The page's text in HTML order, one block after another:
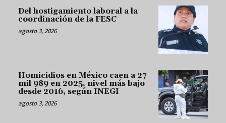
Del hostigamiento laboral a la
coordinación de la FESC
agosto 3, 2026
Homicidios en México caen a 27
mil 989 en 2025, nivel más bajo
desde 2016, según INEGI
agosto 3, 2026